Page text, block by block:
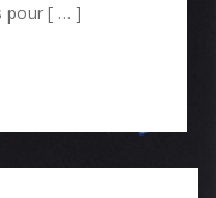
pour [ … ]